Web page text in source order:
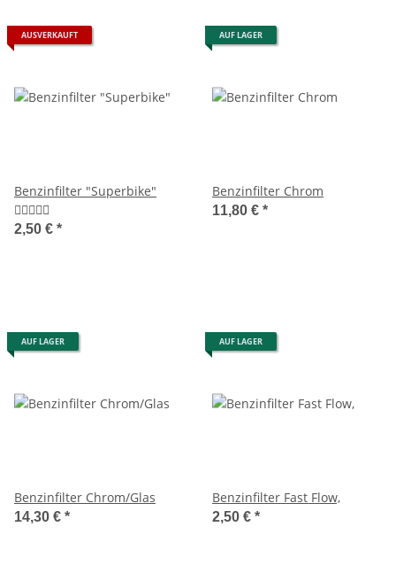
AUSVERKAUFT
Benzinfilter "Superbike"
2,50 € *
AUF LAGER
Benzinfilter Chrom
11,80 € *
AUF LAGER
Benzinfilter Chrom/Glas
14,30 € *
AUF LAGER
Benzinfilter Fast Flow,
2,50 € *